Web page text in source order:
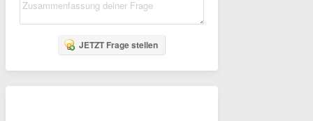
JETZT Frage stellen